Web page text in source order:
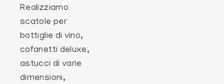
Realizziamo
scatole per
bottiglie di vino,
cofanetti deluxe,
astucci di varie
dimensioni,